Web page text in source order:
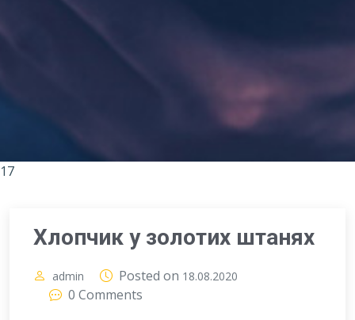
17
Хлопчик у золотих штанях
admin Posted on 18.08.2020
0 Comments